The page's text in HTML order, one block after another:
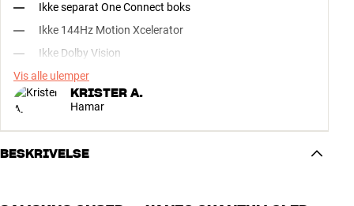
Ikke separat One Connect boks
Ikke 144Hz Motion Xcelerator
Ikke Dolby Vision
Vis alle ulemper
KRISTER A.
Hamar
BESKRIVELSE